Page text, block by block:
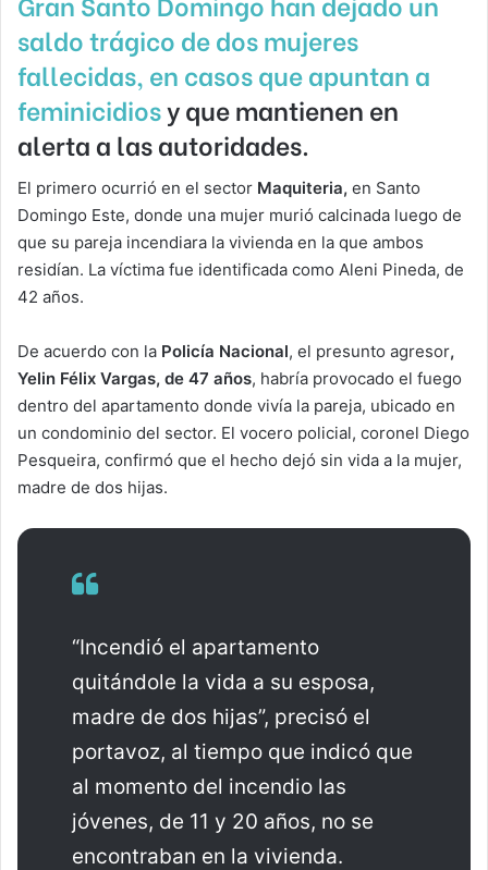
saldo trágico de dos mujeres
fallecidas, en casos que apuntan a
feminicidiosy que mantienen en
alerta a las autoridades.
El primero ocurrió en el sector Maquiteria, en Santo
Domingo Este, donde una mujer murió calcinada luego de
que su pareja incendiara la vivienda en la que ambos
residían. La víctima fue identificada como Aleni Pineda, de
42 años.
De acuerdo con la Policía Nacional, el presunto agresor,
Yelin Félix Vargas, de 47 años, habría provocado el fuego
dentro del apartamento donde vivía la pareja, ubicado en
un condominio del sector. El vocero policial, coronel Diego
Pesqueira, confirmó que el hecho dejó sin vida a la mujer,
madre de dos hijas.
“Incendió el apartamento
quitándole la vida a su esposa,
madre de dos hijas”, precisó el
portavoz, al tiempo que indicó que
al momento del incendio las
jóvenes, de 11 y 20 años, no se
encontraban en la vivienda.